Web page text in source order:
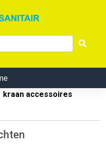
kraan accessoires